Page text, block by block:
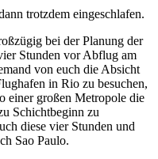
trotzdem eingeschlafen.
bei der Planung der
Stunden vor Abflug am
von euch die Absicht
in Rio zu besuchen,
einer großen Metropole die
Schichtbeginn zu
diese vier Stunden und
Sao Paulo.